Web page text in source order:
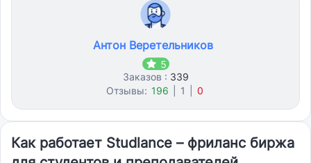
Антон Веретельников
5
Заказов : 339
Отзывы: 196 1 0
Как работает Studlance – фриланс биржа